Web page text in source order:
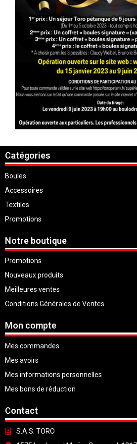
Catégories
Boules
Accessoires
Textiles
Promotions
Notre boutique
Promotions
Nouveaux produits
Meilleures ventes
Conditions Générales de Ventes
Mon compte
Mes commandes
Mes avoirs
Mes informations personnelles
Mes bons de réduction
Contact
S.A.S. TORO